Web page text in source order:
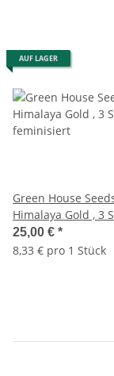
AUF LAGER
Green House
Himalaya Gold , 3
feminisiert
25,00 € *
8,33 € pro 1 Stück